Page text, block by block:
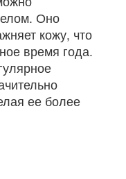
Оно
кожу, что
время года.
ее более